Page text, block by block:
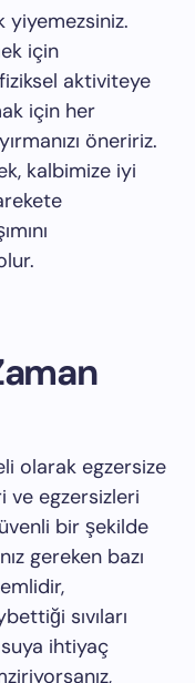
yiyemezsiniz.
için
aktiviteye
için her
öneririz.
kalbimize iyi
olarak egzersize
ve egzersizleri
bir şekilde
gereken bazı
sıvıları
ihtiyaç